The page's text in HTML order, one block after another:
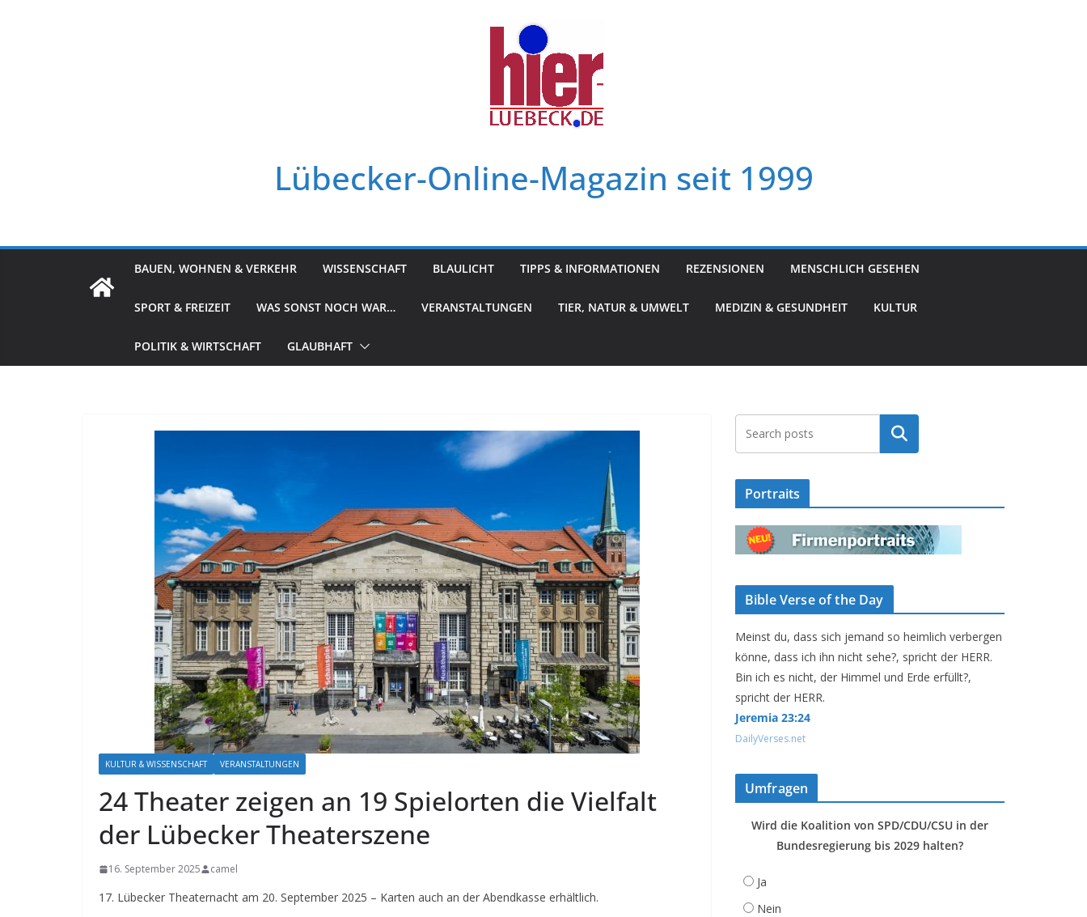
Lübecker-Online-Magazin seit 1999
BAUEN, WOHNEN & VERKEHR WISSENSCHAFT BLAULICHT TIPPS & INFORMATIONEN REZENSIONEN MENSCHLICH GESEHEN
SPORT & FREIZEIT WAS SONST NOCH WAR… VERANSTALTUNGEN TIER, NATUR & UMWELT MEDIZIN & GESUNDHEIT KULTUR
POLITIK & WIRTSCHAFT GLAUBHAFT
KULTUR & WISSENSCHAFT VERANSTALTUNGEN
24 Theater zeigen an 19 Spielorten die Vielfalt
der Lübecker Theaterszene
16. September 2025 camel
17. Lübecker Theaternacht am 20. September 2025 – Karten auch an der Abendkasse erhältlich.
Suchen
Portraits
Bible Verse of the Day
Meinst du, dass sich jemand so heimlich verbergen
könne, dass ich ihn nicht sehe?, spricht der HERR.
Bin ich es nicht, der Himmel und Erde erfüllt?,
spricht der HERR.
Jeremia 23:24
DailyVerses.net
Umfragen
Wird die Koalition von SPD/CDU/CSU in der
Bundesregierung bis 2029 halten?
Ja
Nein